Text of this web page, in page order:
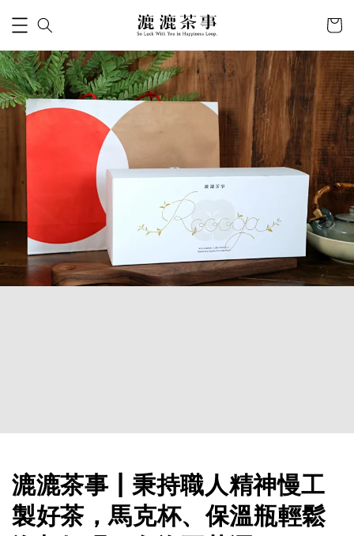
漉漉茶事 | 秉持職人精神慢工
製好茶，馬克杯、保溫瓶輕鬆